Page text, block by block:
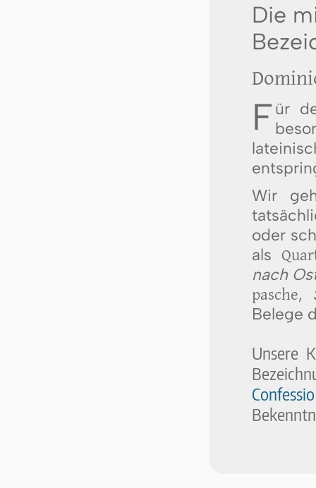
Die
Für
Wir
oder
als
nach
pasche,
Belege
Unsere